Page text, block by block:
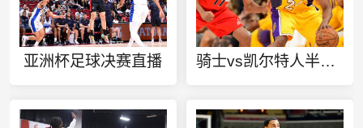
亚洲杯足球决赛直播 骑士vs凯尔特人半决赛